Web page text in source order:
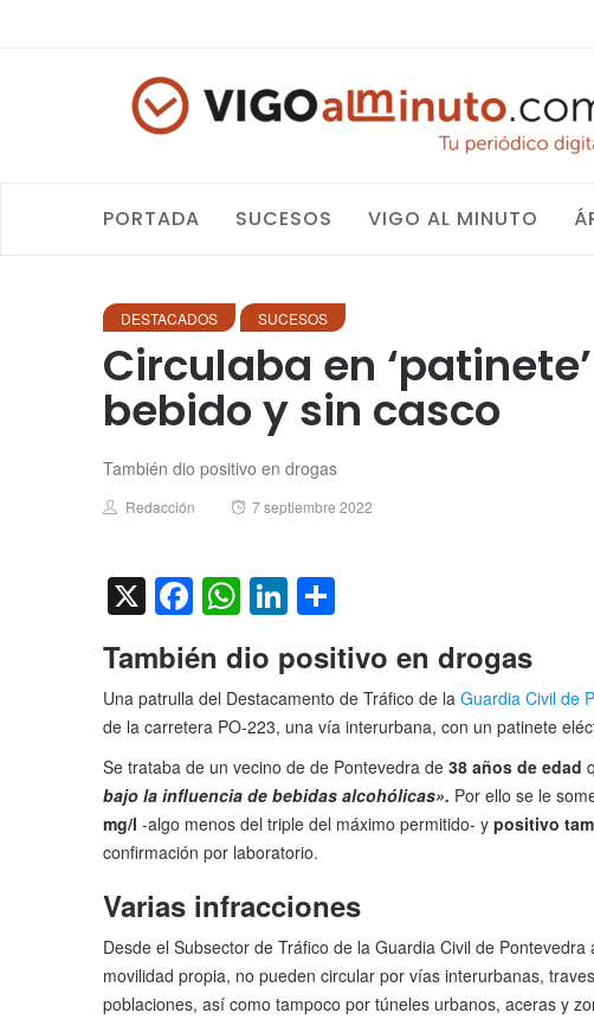
PORTADA SUCESOS VIGO AL MINUTO
DESTACADOS SUCESOS
Circulaba en
bebido y sin casco
También dio positivo en drogas
Author
Redacción
Posted
7 septiembre 2022
X Facebook
WhatsApp
LinkedIn
También dio positivo en drogas
Una patrulla del Destacamento de Tráfico de la Guardia Civil de
de la carretera PO-223, una vía interurbana, con un patinete
Se trataba de un vecino de de Pontevedra de 38 años de edad
bajo la influencia de bebidas alcohólicas». Por ello se le
mg/l -algo menos del triple del máximo permitido- y positivo
confirmación por laboratorio.
Varias infracciones
Desde el Subsector de Tráfico de la Guardia Civil de
movilidad propia, no pueden circular por vías interurbanas,
poblaciones, así como tampoco por túneles urbanos, aceras y